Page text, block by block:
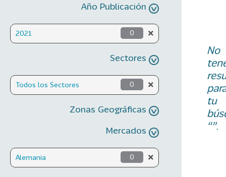
Año Publicación
2021 0
Sectores
Todos los Sectores 0
Zonas Geográficas
Mercados
Alemania 0
No
tu
“”.